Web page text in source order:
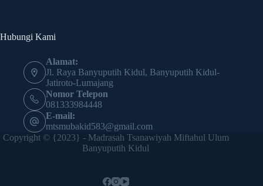
Hubungi Kami
Alamat:
Jl. Raya Banyuputih Kidul, Banyuputih Kidul-
Jatiroto-Lumajang
Nomor Telepon
081333984448
E-mail:
mtsmubakid583@gmail.com
Copyright © {2023} - Madrasah Tsanawiyah Miftahul Ulum
Banyuputih Kidul